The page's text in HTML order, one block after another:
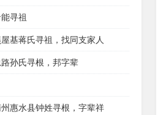
寻祖
基蒋氏寻祖，找同支家人
孙氏寻根，邦字辈
惠水县钟姓寻根，字辈祥